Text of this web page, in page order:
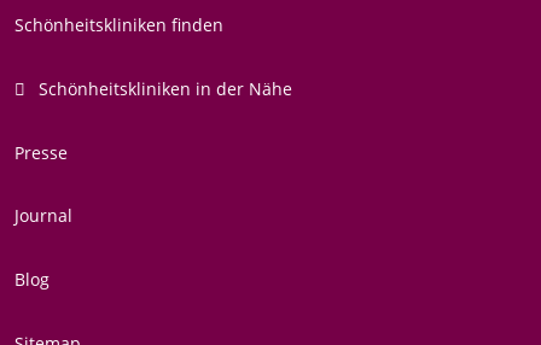
Schönheitskliniken finden
Schönheitskliniken in der Nähe
Presse
Journal
Blog